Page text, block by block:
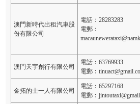
澳門新時代出租汽車股
份有限公司
電話﹕28283283
電郵﹕
澳門天宇創行有限公司
電話﹕63769933
電郵
金拓的士一人有限公司
電話﹕65297168
電郵